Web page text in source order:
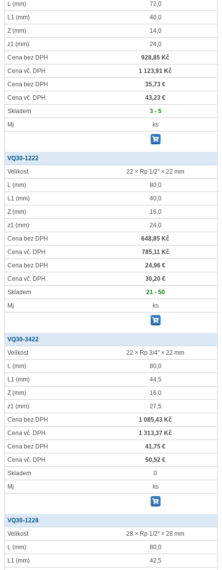
L (mm)
72,0
L1 (mm)
40,0
Z (mm)
14,0
z1 (mm)
24,0
Cena bez DPH
928,85 Kč
Cena vč. DPH
1 123,91 Kč
Cena bez DPH
35,73 €
Cena vč. DPH
43,23 €
Skladem
3 - 5
Mj
ks
VQ30-1222
Velikost
22 × Rp 1/2" × 22 mm
L (mm)
80,0
L1 (mm)
40,0
Z (mm)
16,0
z1 (mm)
24,0
Cena bez DPH
648,85 Kč
Cena vč. DPH
785,11 Kč
Cena bez DPH
24,96 €
Cena vč. DPH
30,20 €
Skladem
21 - 50
Mj
ks
VQ30-3422
Velikost
22 × Rp 3/4" × 22 mm
L (mm)
80,0
L1 (mm)
44,5
Z (mm)
16,0
z1 (mm)
27,5
Cena bez DPH
1 085,43 Kč
Cena vč. DPH
1 313,37 Kč
Cena bez DPH
41,75 €
Cena vč. DPH
50,52 €
Skladem
0
Mj
ks
VQ30-1228
Velikost
28 × Rp 1/2" × 28 mm
L (mm)
80,0
L1 (mm)
42,5